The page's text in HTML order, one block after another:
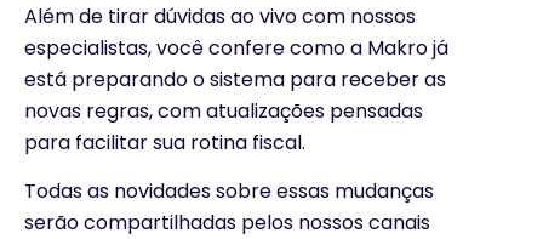
Além de tirar dúvidas ao vivo com nossos
especialistas, você confere como a Makro já
está preparando o sistema para receber as
novas regras, com atualizações pensadas
para facilitar sua rotina fiscal.
Todas as novidades sobre essas mudanças
serão compartilhadas pelos nossos canais